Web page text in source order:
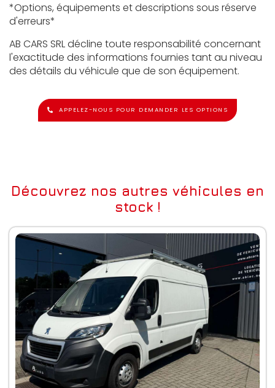
*Options, équipements et descriptions sous réserve
d'erreurs*
AB CARS SRL décline toute responsabilité concernant
l'exactitude des informations fournies tant au niveau
des détails du véhicule que de son équipement.
APPELEZ-NOUS POUR DEMANDER LES OPTIONS
Découvrez nos autres véhicules en
stock !